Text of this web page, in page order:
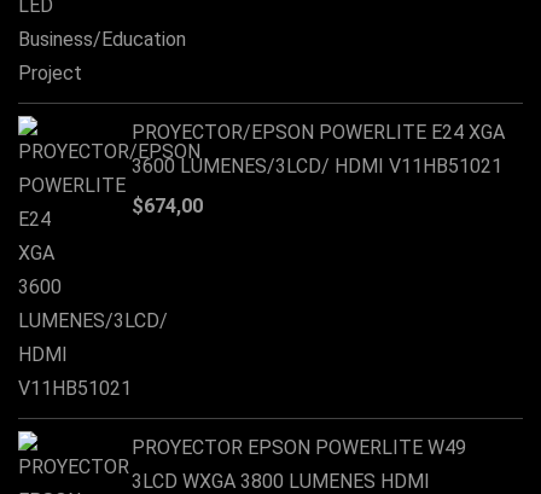
PROYECTOR/EPSON POWERLITE E24 XGA
3600 LUMENES/3LCD/ HDMI V11HB51021
$674,00
PROYECTOR EPSON POWERLITE W49
3LCD WXGA 3800 LUMENES HDMI